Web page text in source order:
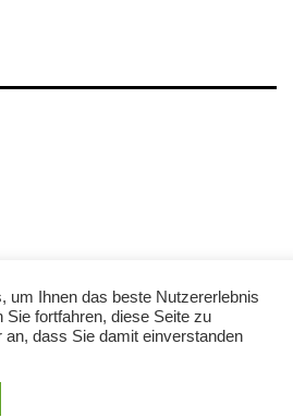
WordPress.
um Ihnen das beste Nutzererlebnis
Sie fortfahren, diese Seite zu
dass Sie damit einverstanden